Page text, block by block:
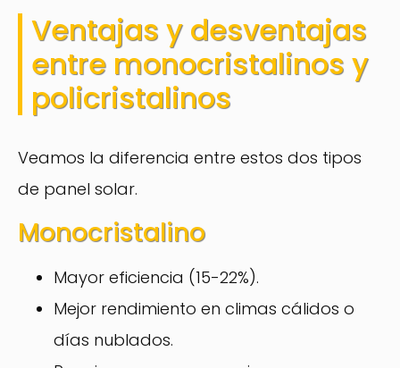
Ventajas y desventajas
entre monocristalinos y
policristalinos
Veamos la diferencia entre estos dos tipos
de panel solar.
Monocristalino
Mayor eficiencia (15-22%).
Mejor rendimiento en climas cálidos o
días nublados.